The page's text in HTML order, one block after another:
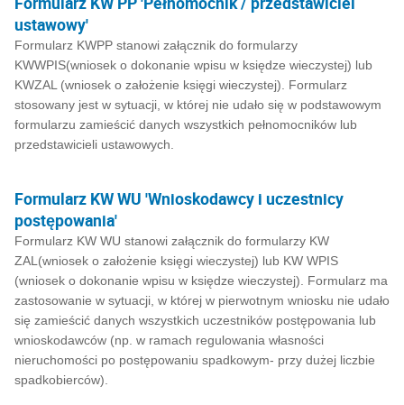
ustawowy'
Formularz KWPP stanowi załącznik do formularzy
KWWPIS(wniosek o dokonanie wpisu w księdze wieczystej) lub
KWZAL (wniosek o założenie księgi wieczystej). Formularz
stosowany jest w sytuacji, w której nie udało się w podstawowym
formularzu zamieścić danych wszystkich pełnomocników lub
przedstawicieli ustawowych.
Formularz KW WU 'Wnioskodawcy i uczestnicy
postępowania'
Formularz KW WU stanowi załącznik do formularzy KW
ZAL(wniosek o założenie księgi wieczystej) lub KW WPIS
(wniosek o dokonanie wpisu w księdze wieczystej). Formularz ma
zastosowanie w sytuacji, w której w pierwotnym wniosku nie udało
się zamieścić danych wszystkich uczestników postępowania lub
wnioskodawców (np. w ramach regulowania własności
nieruchomości po postępowaniu spadkowym- przy dużej liczbie
spadkobierców).